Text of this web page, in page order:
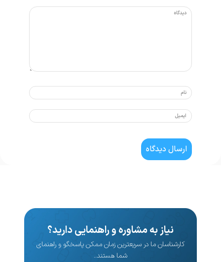
نیاز به مشاوره و راهنمایی دارید؟
کارشناسان ما در سریعترین زمان ممکن پاسخگو و راهنمای
شما هستند..